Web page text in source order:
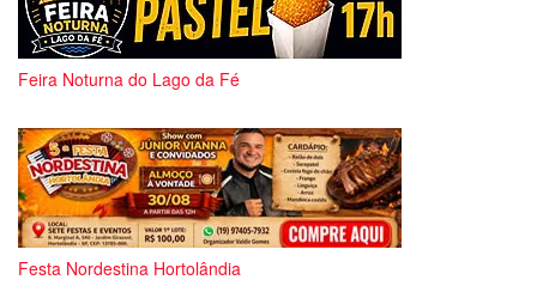
Feira Noturna do Lago da Fé
Festa Nordestina Hortolândia